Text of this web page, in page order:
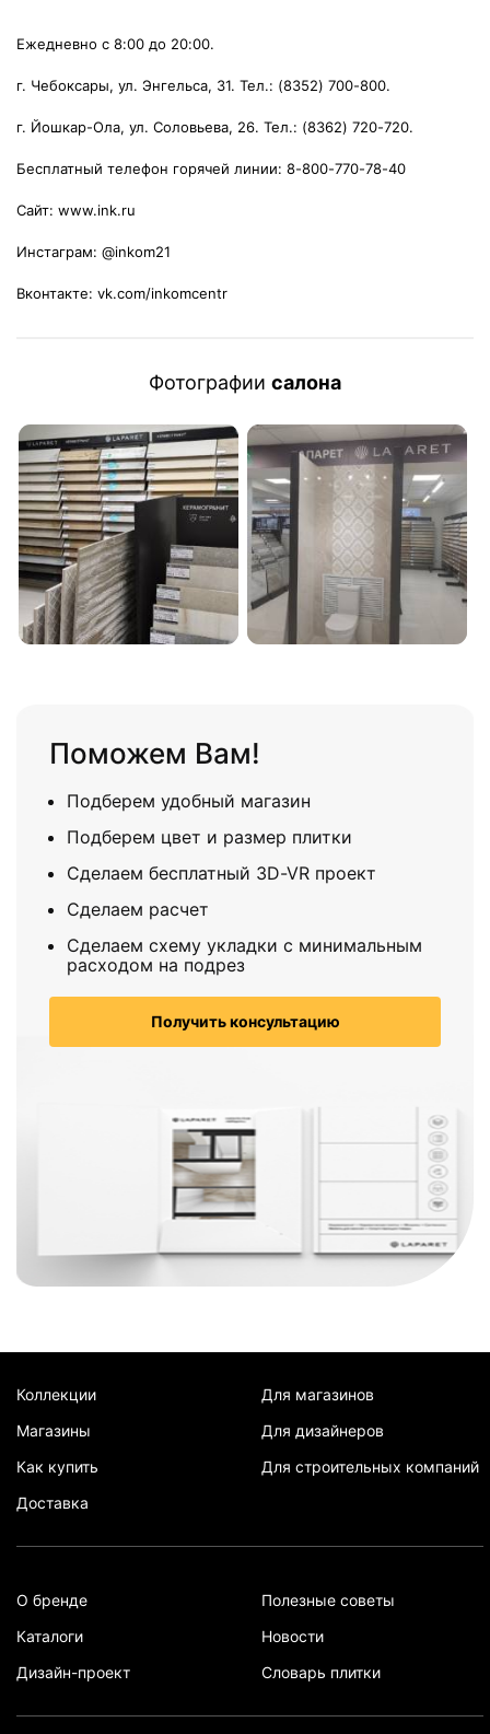
Ежедневно с 8:00 до 20:00.
г. Чебоксары, ул. Энгельса, 31. Тел.: (8352) 700-800.
г. Йошкар-Ола, ул. Соловьева, 26. Тел.: (8362) 720-720.
Бесплатный телефон горячей линии: 8-800-770-78-40
Сайт: www.ink.ru
Инстаграм: @inkom21
Вконтакте: vk.com/inkomcentr
Фотографии салона
Поможем Вам!
Подберем удобный магазин
Подберем цвет и размер плитки
Сделаем бесплатный 3D-VR проект
Сделаем расчет
Сделаем схему укладки с минимальным
расходом на подрез
Получить консультацию
Коллекции
Магазины
Как купить
Доставка
Для магазинов
Для дизайнеров
Для строительных компаний
О бренде
Каталоги
Дизайн-проект
Полезные советы
Новости
Словарь плитки